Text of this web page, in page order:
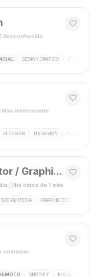
desconhecido
DESIGN GRÁFICO ESTÁGIO
Não mencionado
UI DESIGN UX DESIGN FIGMA
Social Media Coordinator / Graphic Designer
há cerca de 1 mês
SOCIAL MEDIA GRAPHIC DESIGN
combinar·
SHOPIFY E-COMMERCE